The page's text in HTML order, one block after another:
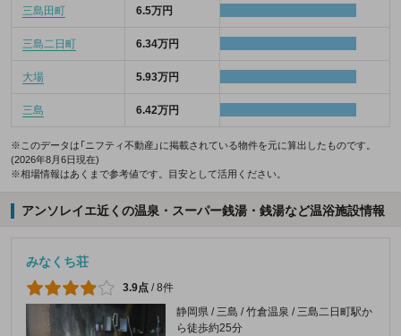
三島田町 6.5万円
三島二日町 6.34万円
大場 5.93万円
三島 6.42万円
※このデータは「ニフティ不動産」に掲載されている物件を元に算出したものです。
(2026年8月6日現在)
※相場情報はあくまで参考値です。目安として活用ください。
アンソレイエ近くの温泉・スーパー銭湯・銭湯など温浴施設情報
みなくち荘
3.9点 /8件
静岡県 / 三島 / 竹倉温泉 / 三島二日町駅か
ら徒歩約25分